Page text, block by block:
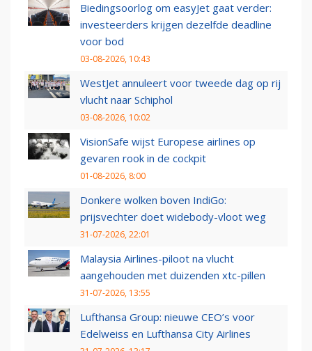
Biedingsoorlog om easyJet gaat verder:
investeerders krijgen dezelfde deadline
voor bod
03-08-2026, 10:43
WestJet annuleert voor tweede dag op rij
vlucht naar Schiphol
03-08-2026, 10:02
VisionSafe wijst Europese airlines op
gevaren rook in de cockpit
01-08-2026, 8:00
Donkere wolken boven IndiGo:
prijsvechter doet widebody-vloot weg
31-07-2026, 22:01
Malaysia Airlines-piloot na vlucht
aangehouden met duizenden xtc-pillen
31-07-2026, 13:55
Lufthansa Group: nieuwe CEO’s voor
Edelweiss en Lufthansa City Airlines